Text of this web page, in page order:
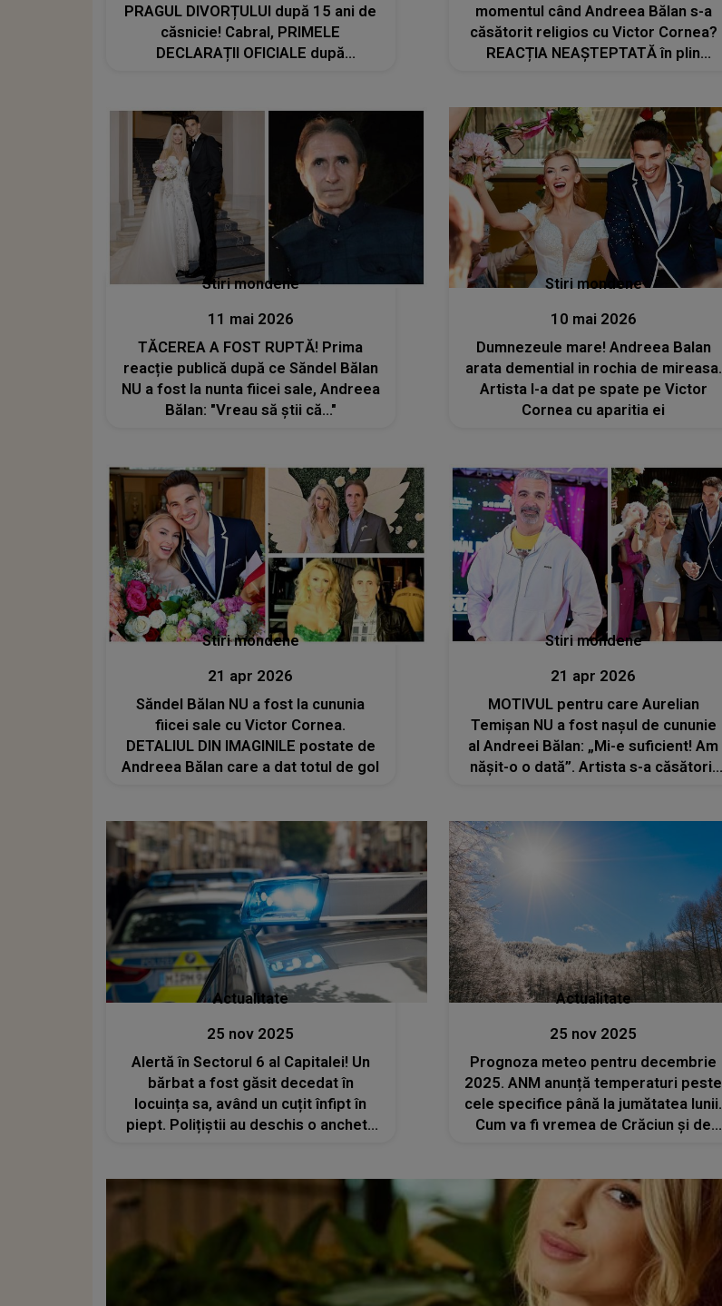
PRAGUL DIVORȚULUI după 15 ani de
căsnicie! Cabral, PRIMELE
DECLARAȚII OFICIALE după
momentul când Andreea Bălan s-a
căsătorit religios cu Victor Cornea?
REACȚIA NEAȘTEPTATĂ în plin
Stiri mondene
11 mai 2026
TĂCEREA A FOST RUPTĂ! Prima
reacție publică după ce Săndel Bălan
NU a fost la nunta fiicei sale, Andreea
Bălan: "Vreau să știi că..."
Stiri mondene
10 mai 2026
Dumnezeule mare! Andreea Balan
arata demential in rochia de mireasa.
Artista l-a dat pe spate pe Victor
Cornea cu aparitia ei
Stiri mondene
21 apr 2026
Săndel Bălan NU a fost la cununia
fiicei sale cu Victor Cornea.
DETALIUL DIN IMAGINILE postate de
Andreea Bălan care a dat totul de gol
Stiri mondene
21 apr 2026
MOTIVUL pentru care Aurelian
Temișan NU a fost nașul de cununie
al Andreei Bălan: „Mi-e suficient! Am
nășit-o o dată”. Artista s-a căsătorit
Actualitate
25 nov 2025
Alertă în Sectorul 6 al Capitalei! Un
bărbat a fost găsit decedat în
locuința sa, având un cuțit înfipt în
piept. Polițiștii au deschis o anchetă
Actualitate
25 nov 2025
Prognoza meteo pentru decembrie
2025. ANM anunță temperaturi peste
cele specifice până la jumătatea lunii.
Cum va fi vremea de Crăciun și de